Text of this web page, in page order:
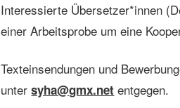
Interessierte Übersetzer*innen
einer Arbeitsprobe um eine
Texteinsendungen und
untersyha@gmx.net entgegen.